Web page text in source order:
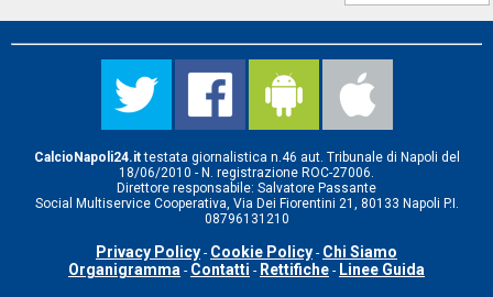
CalcioNapoli24.ittestata giornalistica n.46 aut. Tribunale di Napoli del
18/06/2010 - N. registrazione ROC-27006.
Direttore responsabile: Salvatore Passante
Social Multiservice Cooperativa, Via Dei Fiorentini 21, 80133 Napoli P.I.
08796131210
Privacy Policy - Cookie Policy - Chi Siamo
Organigramma - Contatti - Rettifiche - Linee Guida